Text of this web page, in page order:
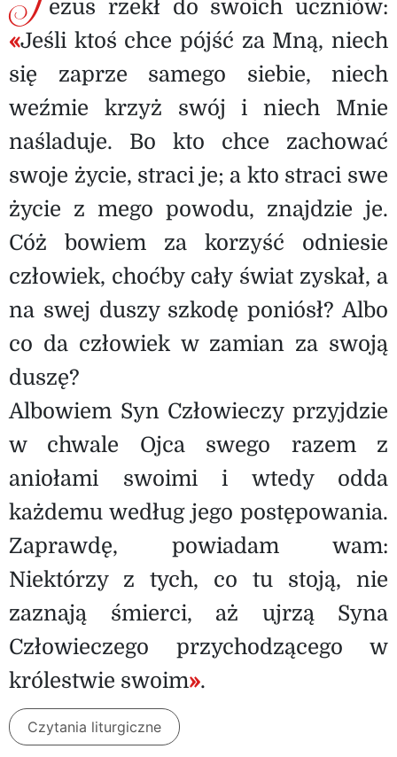
ezus rzekł do swoich uczniów:
«Jeśli ktoś chce pójść za Mną, niech
się zaprze samego siebie, niech
weźmie krzyż swój i niech Mnie
naśladuje. Bo kto chce zachować
swoje życie, straci je; a kto straci swe
życie z mego powodu, znajdzie je.
Cóż bowiem za korzyść odniesie
człowiek, choćby cały świat zyskał, a
na swej duszy szkodę poniósł? Albo
co da człowiek w zamian za swoją
duszę?
Albowiem Syn Człowieczy przyjdzie
w chwale Ojca swego razem z
aniołami swoimi i wtedy odda
każdemu według jego postępowania.
Zaprawdę, powiadam wam:
Niektórzy z tych, co tu stoją, nie
zaznają śmierci, aż ujrzą Syna
Człowieczego przychodzącego w
królestwie swoim».
Czytania liturgiczne